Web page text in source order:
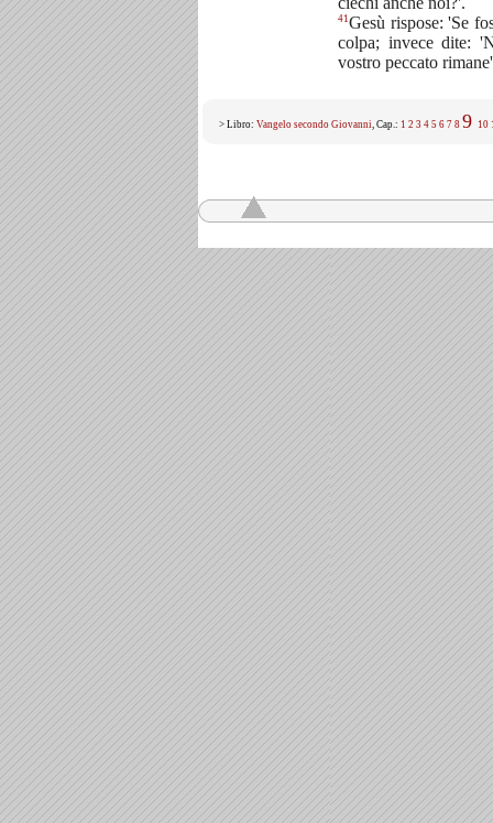
41Gesù rispose: 'Se
colpa; invece dite:
vostro peccato
> Libro: Vangelo secondo Giovanni, Cap.: 1 2 3 4 5 6 7 8 9 10